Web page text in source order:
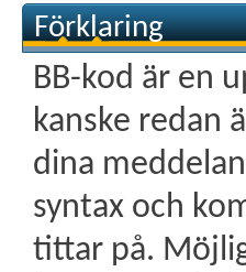
Förklaring
BB-kod är en
kanske redan
dina
syntax och
tittar på.